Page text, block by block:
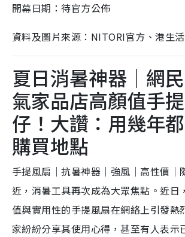
開幕日期：待官方公佈
資料及圖片來源：NITORI官方、港生活
夏日消暑神器｜網
氣家品店高顏值手
仔！大讚：用幾年
購買地點
手提風扇｜抗暑神器｜強風｜高性價｜
近，消暑工具再次成為大眾焦點。近日
值與實用性的手提風扇在網絡上引發熱
家紛紛分享其使用心得，甚至有人表示